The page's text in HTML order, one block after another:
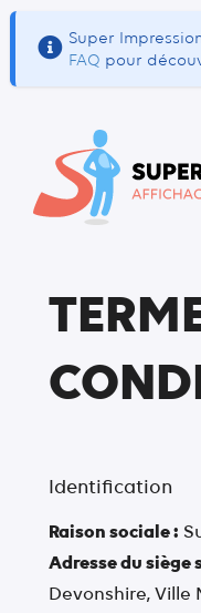
Super
FAQ pour
Identification
Raison sociale :
Adresse du siège
Devonshire, Ville